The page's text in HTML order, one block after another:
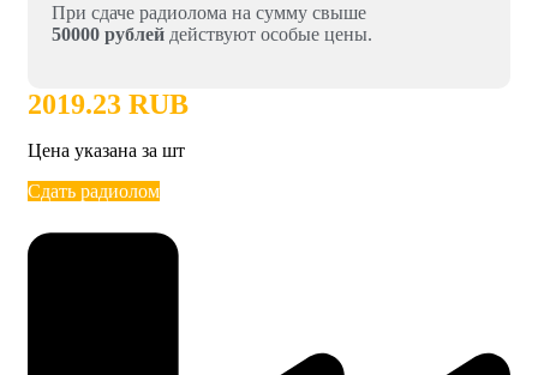
При сдаче радиолома на сумму свыше
50000 рублей действуют особые цены.
2019.23 RUB
Цена указана за шт
Сдать радиолом